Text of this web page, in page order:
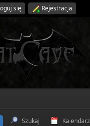
się Rejestracja
Szukaj Kalendarz